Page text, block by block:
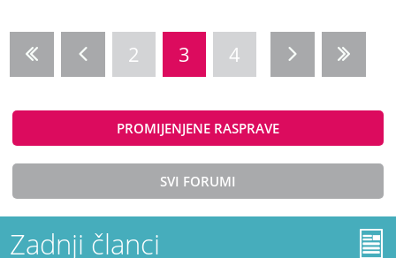
2 3 4
PROMIJENJENE RASPRAVE
SVI FORUMI
Zadnji članci